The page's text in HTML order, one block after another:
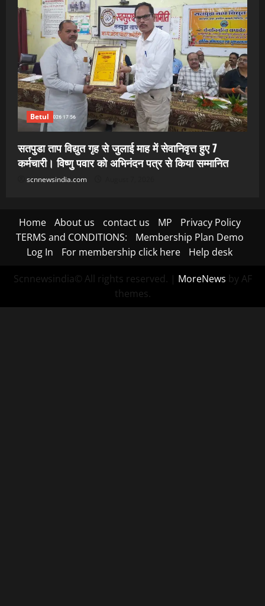
Betul
सतपुडा ताप विद्युत गृह से जुलाई माह में सेवानिवृत्त हुए 7
कर्मचारी। विष्णु पवार को अभिनंदन पत्र से किया सम्मानित
scnnewsindia.com
Home About us contact us MP
Privacy Policy
TERMS and CONDITIONS:
Membership Plan Demo
Log In
For membership click here Help desk
Scnnewsindia© All rights reserved. | MoreNews by AF
themes.